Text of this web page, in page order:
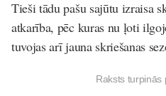
Tieši tādu pašu sajūtu izraisa
atkarība, pēc kuras nu ļoti
tuvojas arī jauna skriešanas
Raksts turpinās